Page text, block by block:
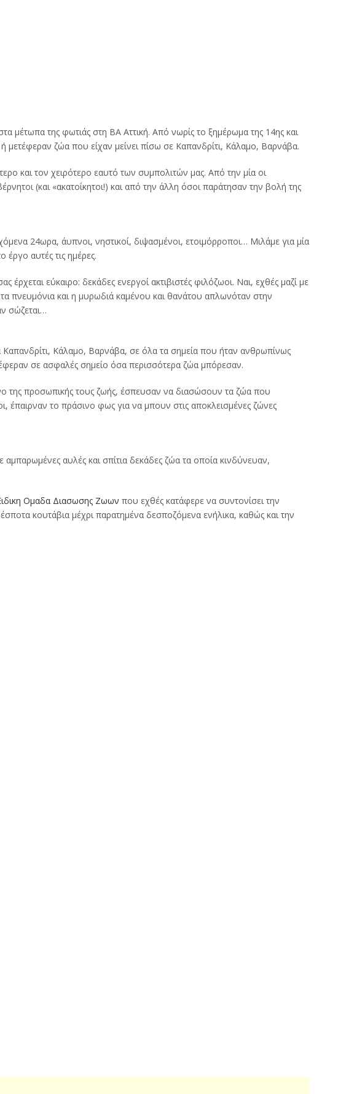
της φωτιάς στη ΒΑ Αττική. Από νωρίς το ξημέρωμα της 14ης και
μετέφεραν ζώα που είχαν μείνει πίσω σε Καπανδρίτι, Κάλαμο, Βαρνάβα.
και τον χειρότερο εαυτό των συμπολιτών μας. Από την μία οι
(και «ακατοίκητοι!) και από την άλλη όσοι παράτησαν την βολή της
24ωρα, άυπνοι, νηστικοί, διψασμένοι, ετοιμόρροποι… Μιλάμε για μία
αυτές τις ημέρες.
εύκαιρο: δεκάδες ενεργοί ακτιβιστές φιλόζωοι. Ναι, εχθές μαζί με
πνευμόνια και η μυρωδιά καμένου και θανάτου απλωνόταν στην
σώζεται…
Καπανδρίτι, Κάλαμο, Βαρνάβα, σε όλα τα σημεία που ήταν ανθρωπίνως
σε ασφαλές σημείο όσα περισσότερα ζώα μπόρεσαν.
της προσωπικής τους ζωής, έσπευσαν να διασώσουν τα ζώα που
έπαιρναν το πράσινο φως για να μπουν στις αποκλεισμένες ζώνες
αυλές και σπίτια δεκάδες ζώα τα οποία κινδύνευαν,
Ομαδα Διασωσης Ζωων που εχθές κατάφερε να συντονίσει την
κουτάβια μέχρι παρατημένα δεσποζόμενα ενήλικα, καθώς και την